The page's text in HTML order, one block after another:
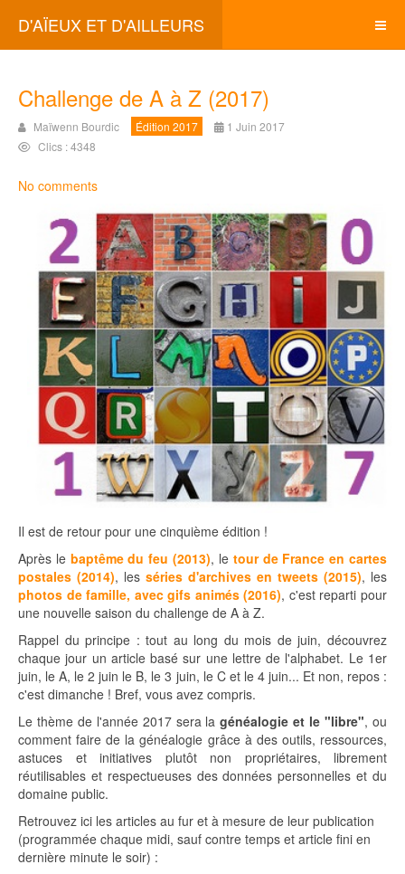
D'AÏEUX ET D'AILLEURS
Challenge de A à Z (2017)
Maïwenn Bourdic Édition 2017
1 Juin 2017
Clics : 4348
No comments
Il est de retour pour une cinquième édition !
Après le baptême du feu (2013), le tour de France en cartes
postales (2014), les séries d'archives en tweets (2015), les
photos de famille, avec gifs animés (2016), c'est reparti pour
une nouvelle saison du challenge de A à Z.
Rappel du principe : tout au long du mois de juin, découvrez
chaque jour un article basé sur une lettre de l'alphabet. Le 1er
juin, le A, le 2 juin le B, le 3 juin, le C et le 4 juin... Et non, repos :
c'est dimanche ! Bref, vous avez compris.
Le thème de l'année 2017 sera lagénéalogie et le "libre", ou
comment faire de la généalogie grâce à des outils, ressources,
astuces et initiatives plutôt non propriétaires, librement
réutilisables et respectueuses des données personnelles et du
domaine public.
Retrouvez ici les articles au fur et à mesure de leur publication
(programmée chaque midi, sauf contre temps et article fini en
dernière minute le soir) :